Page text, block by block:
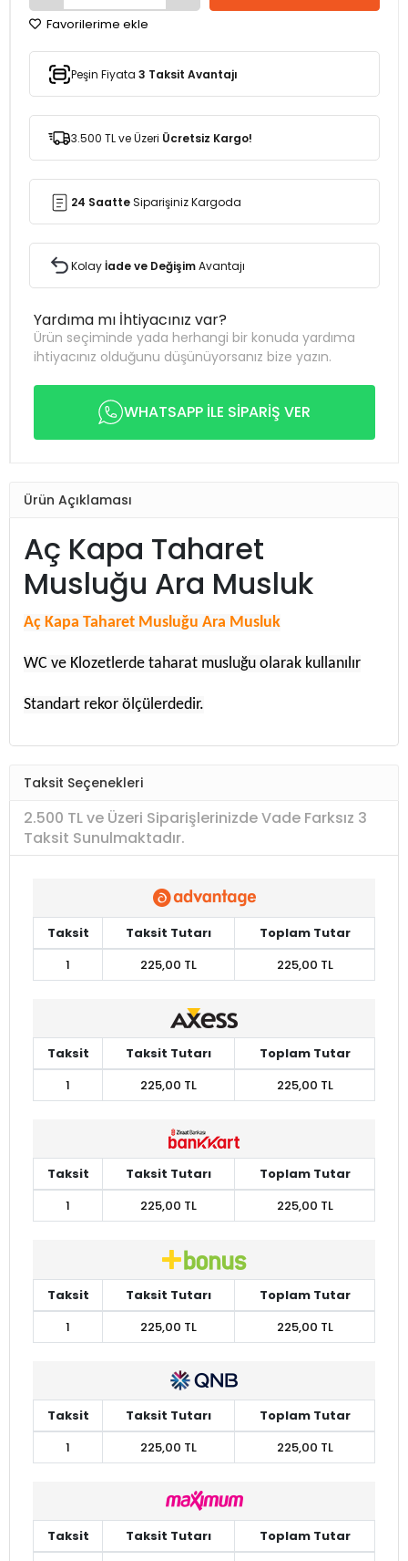
Favorilerime ekle
Peşin Fiyata 3 Taksit Avantajı
3.500 TL ve Üzeri Ücretsiz Kargo!
24 SaatteSiparişiniz Kargoda
Kolayİade ve DeğişimAvantajı
Yardıma mı İhtiyacınız var?
Ürün seçiminde yada herhangi bir konuda yardıma
ihtiyacınız olduğunu düşünüyorsanız bize yazın.
WHATSAPP İLE SİPARİŞ VER
Ürün Açıklaması
Aç Kapa Taharet
Musluğu Ara Musluk
Aç Kapa Taharet Musluğu Ara Musluk
WC ve Klozetlerde taharat musluğu olarak kullanılır
Standart rekor ölçülerdedir.
Taksit Seçenekleri
2.500 TL ve Üzeri Siparişlerinizde Vade Farksız 3
Taksit Sunulmaktadır.
Taksit Taksit Tutarı
Toplam Tutar
1
225,00 TL 225,00 TL
Taksit Taksit Tutarı
Toplam Tutar
1
225,00 TL 225,00 TL
Taksit Taksit Tutarı
Toplam Tutar
1
225,00 TL 225,00 TL
Taksit Taksit Tutarı
Toplam Tutar
1
225,00 TL 225,00 TL
Taksit Taksit Tutarı
Toplam Tutar
1
225,00 TL 225,00 TL
Taksit Taksit Tutarı
Toplam Tutar